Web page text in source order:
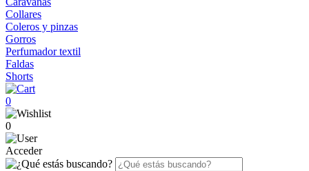
Collares
Coleros y pinzas
Gorros
Perfumador textil
Faldas
Shorts
0
0
Acceder